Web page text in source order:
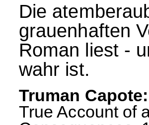
Die
grauenhaften
Roman liest -
wahr ist.
Truman
True Account of